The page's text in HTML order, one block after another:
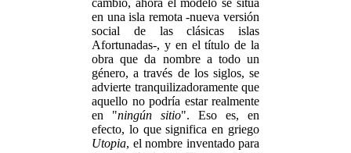
cambio, ahora el modelo se sitúa
en una isla remota -nueva versión
social de las clásicas islas
Afortunadas-, y en el título de la
obra que da nombre a todo un
género, a través de los siglos, se
advierte tranquilizadoramente que
aquello no podría estar realmente
en "ningún sitio". Eso es, en
efecto, lo que significa en griego
Utopia, el nombre inventado para